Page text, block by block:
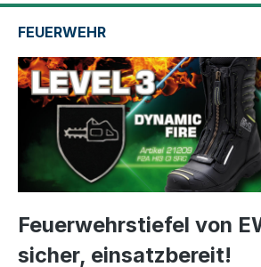
FEUERWEHR
Feuerwehrstiefel von
sicher, einsatzbereit!